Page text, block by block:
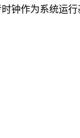
钟作为系统运行